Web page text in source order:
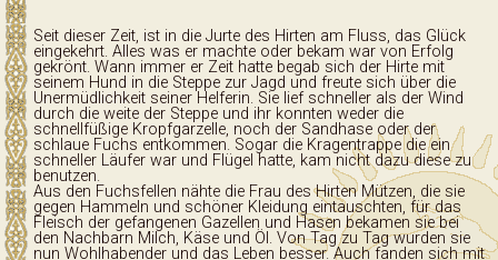
Seit dieser Zeit, ist in die Jurte des Hirten am Fluss, das Glück
eingekehrt. Alles was er machte oder bekam war von Erfolg
gekrönt. Wann immer er Zeit hatte begab sich der Hirte mit
seinem Hund in die Steppe zur Jagd und freute sich über die
Unermüdlichkeit seiner Helferin. Sie lief schneller als der Wind
durch die weite der Steppe und ihr konnten weder die
schnellfüßige Kropfgarzelle, noch der Sandhase oder der
schlaue Fuchs entkommen. Sogar die Kragentrappe die ein
schneller Läufer war und Flügel hatte, kam nicht dazu diese zu
benutzen.
Aus den Fuchsfellen nähte die Frau des Hirten Mützen, die sie
gegen Hammeln und schöner Kleidung eintauschten, für das
Fleisch der gefangenen Gazellen und Hasen bekamen sie bei
den Nachbarn Milch, Käse und Öl. Von Tag zu Tag wurden sie
nun Wohlhabender und das Leben besser. Auch fanden sich mit